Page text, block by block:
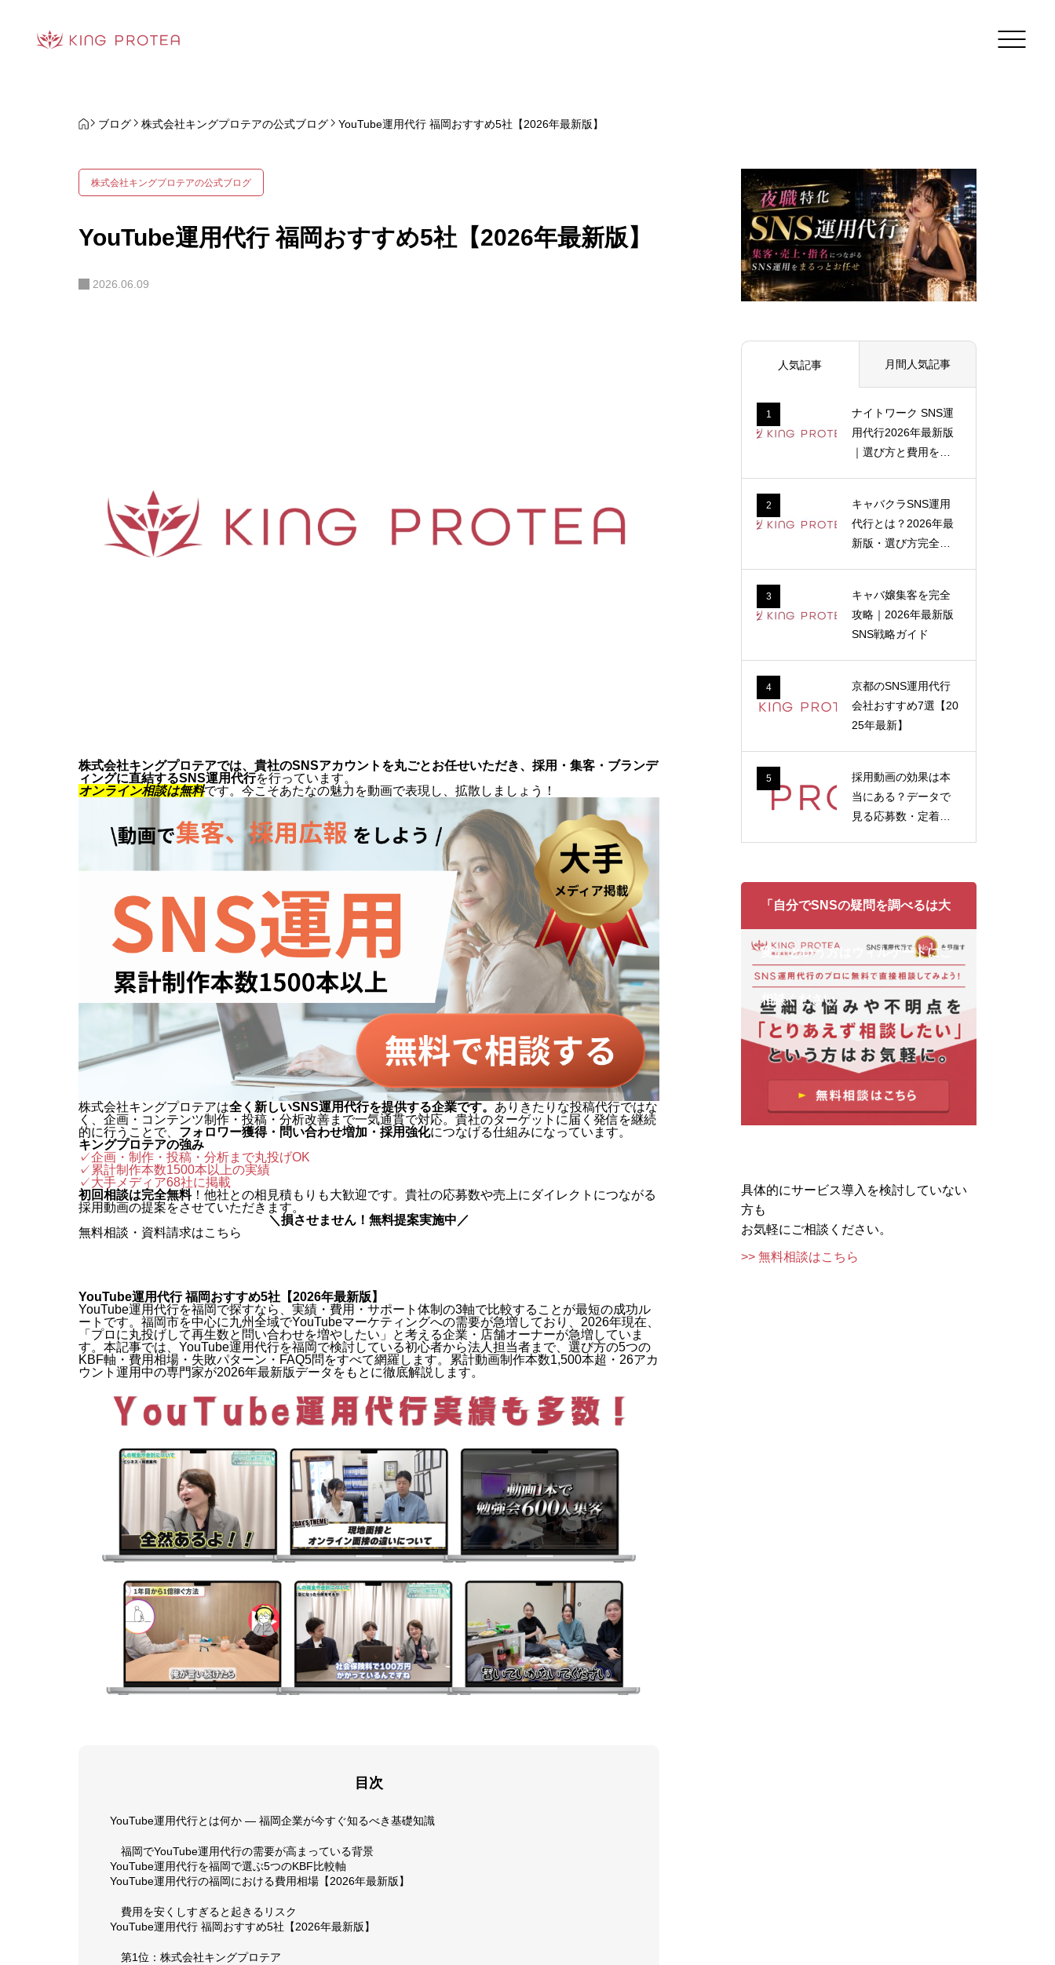
会社概要
特定商取引法の表示
プライバシーポリシー
ブログ 株式会社キングプロテアの公式ブログ YouTube運用代行 福岡おすすめ5社【2026年最新版】
株式会社キングプロテアの公式ブログ
YouTube運用代行 福岡おすすめ5社【2026年最新版】
2026.06.09
株式会社キングプロテアでは、貴社のSNSアカウントを丸ごとお任せいただき、採用・集客・ブランデ
ィングに直結するSNS運用代行を行っています。
オンライン相談は無料です。今こそあたなの魅力を動画で表現し、拡散しましょう！
株式会社キングプロテアは全く新しいSNS運用代行を提供する企業です。 ありきたりな投稿代行ではな
く、企画・コンテンツ制作・投稿・分析改善まで一気通貫で対応。貴社のターゲットに届く発信を継続
的に行うことで、 フォロワー獲得・問い合わせ増加・採用強化につなげる仕組みになっています。
キングプロテアの強み
✓企画・制作・投稿・分析まで丸投げOK
✓累計制作本数1500本以上の実績
✓大手メディア68社に掲載
初回相談は完全無料！他社との相見積もりも大歓迎です。貴社の応募数や売上にダイレクトにつながる
採用動画の提案をさせていただきます。
＼損させません！無料提案実施中／
無料相談・資料請求はこちら
YouTube運用代行 福岡おすすめ5社【2026年最新版】
YouTube運用代行を福岡で探すなら、実績・費用・サポート体制の3軸で比較することが最短の成功ル
ートです。福岡市を中心に九州全域でYouTubeマーケティングへの需要が急増しており、2026年現在、
「プロに丸投げして再生数と問い合わせを増やしたい」と考える企業・店舗オーナーが急増していま
す。本記事では、YouTube運用代行を福岡で検討している初心者から法人担当者まで、選び方の5つの
KBF軸・費用相場・失敗パターン・FAQ5問をすべて網羅します。累計動画制作本数1,500本超・26アカ
ウント運用中の専門家が2026年最新版データをもとに徹底解説します。
目次
YouTube運用代行とは何か — 福岡企業が今すぐ知るべき基礎知識
福岡でYouTube運用代行の需要が高まっている背景
YouTube運用代行を福岡で選ぶ5つのKBF比較軸
YouTube運用代行の福岡における費用相場【2026年最新版】
費用を安くしすぎると起きるリスク
YouTube運用代行 福岡おすすめ5社【2026年最新版】
第1位：株式会社キングプロテア
人気記事 月間人気記事
1
ナイトワーク SNS運
用代行2026年最新版
｜選び方と費用を解
2
キャバクラSNS運用
代行とは？2026年最
新版・選び方完全ガ
3
キャバ嬢集客を完全
攻略｜2026年最新版
SNS戦略ガイド
4
京都のSNS運用代行
会社おすすめ7選【20
25年最新】
5
採用動画の効果は本
当にある？データで
見る応募数・定着率
「自分でSNSの疑問を調べるは大
変」 という方はウィルゲートにご
相談ください。
具体的にサービス導入を検討していない
方も
お気軽にご相談ください。
>> 無料相談はこちら